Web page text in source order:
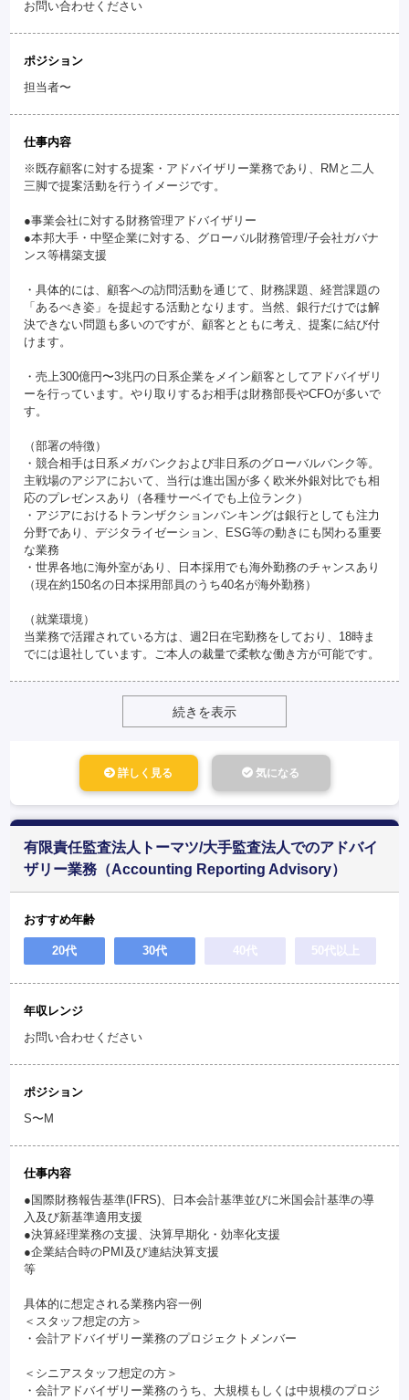
お問い合わせください
ポジション
担当者〜
仕事内容
※既存顧客に対する提案・アドバイザリー業務であり、RMと二人
三脚で提案活動を行うイメージです。
●事業会社に対する財務管理アドバイザリー
●本邦大手・中堅企業に対する、グローバル財務管理/子会社ガバナ
ンス等構築支援
・具体的には、顧客への訪問活動を通じて、財務課題、経営課題の
「あるべき姿」を提起する活動となります。当然、銀行だけでは解
決できない問題も多いのですが、顧客とともに考え、提案に結び付
けます。
・売上300億円〜3兆円の日系企業をメイン顧客としてアドバイザリ
ーを行っています。やり取りするお相手は財務部長やCFOが多いで
す。
（部署の特徴）
・競合相手は日系メガバンクおよび非日系のグローバルバンク等。
主戦場のアジアにおいて、当行は進出国が多く欧米外銀対比でも相
応のプレゼンスあり（各種サーベイでも上位ランク）
・アジアにおけるトランザクションバンキングは銀行としても注力
分野であり、デジタライゼーション、ESG等の動きにも関わる重要
な業務
・世界各地に海外室があり、日本採用でも海外勤務のチャンスあり
（現在約150名の日本採用部員のうち40名が海外勤務）
（就業環境）
当業務で活躍されている方は、週2日在宅勤務をしており、18時ま
でには退社しています。ご本人の裁量で柔軟な働き方が可能です。
続きを表示
詳しく見る 気になる
有限責任監査法人トーマツ/大手監査法人でのアドバイ
ザリー業務（Accounting Reporting Advisory）
おすすめ年齢
20代 30代 40代 50代以上
年収レンジ
お問い合わせください
ポジション
S〜M
仕事内容
●国際財務報告基準(IFRS)、日本会計基準並びに米国会計基準の導
入及び新基準適用支援
●決算経理業務の支援、決算早期化・効率化支援
●企業結合時のPMI及び連結決算支援
等
具体的に想定される業務内容一例
＜スタッフ想定の方＞
・会計アドバイザリー業務のプロジェクトメンバー
＜シニアスタッフ想定の方＞
・会計アドバイザリー業務のうち、大規模もしくは中規模のプロジ